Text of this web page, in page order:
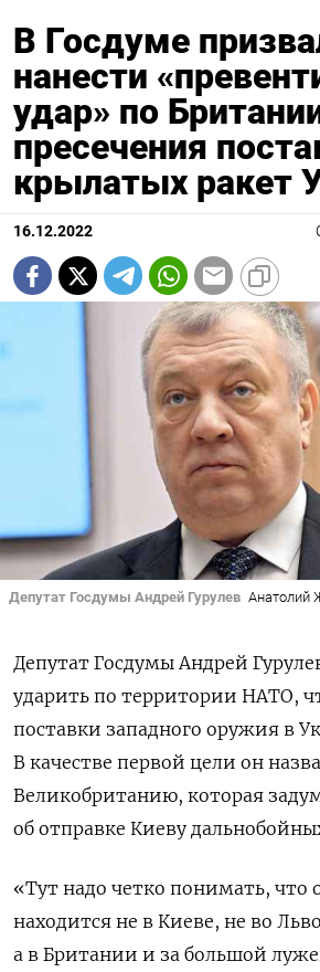
В Госдуме
нанести
удар» по
пресечения
крылатых ракет
16.12.2022
Депутат Госдумы Андрей Гурулев Анатолий
Депутат Госдумы Андрей
ударить по территории НАТО,
поставки западного оружия в
В качестве первой цели он
Великобританию, которая
об отправке Киеву
«Тут надо четко понимать, что
находится не в Киеве, не во
а в Британии и за большой